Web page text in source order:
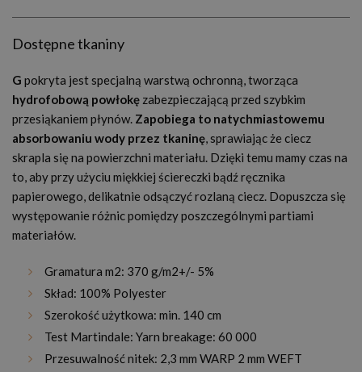
Dostępne tkaniny
G pokryta jest specjalną warstwą ochronną, tworząca
hydrofobową powłokę zabezpieczającą przed szybkim
przesiąkaniem płynów. Zapobiega to natychmiastowemu
absorbowaniu wody przez tkaninę, sprawiając że ciecz
skrapla się na powierzchni materiału. Dzięki temu mamy czas na
to, aby przy użyciu miękkiej ściereczki bądź ręcznika
papierowego, delikatnie odsączyć rozlaną ciecz. Dopuszcza się
występowanie różnic pomiędzy poszczególnymi partiami
materiałów.
Gramatura m2: 370 g/m2+/- 5%
Skład: 100% Polyester
Szerokość użytkowa: min. 140 cm
Test Martindale: Yarn breakage: 60 000
Przesuwalność nitek: 2,3 mm WARP 2 mm WEFT